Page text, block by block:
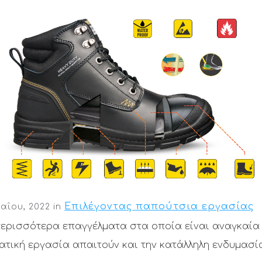
2022 in
Επιλέγοντας παπούτσια εργασίας
επαγγέλματα στα οποία είναι αναγκαία
εργασία απαιτούν και την κατάλληλη